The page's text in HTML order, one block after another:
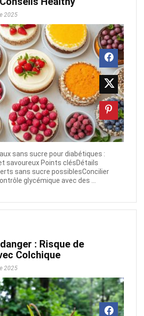
2025
sans sucre pour diabétiques :
savoureux Points clésDétails
sans sucre possiblesConcilier
glycémique avec des ...
: Risque de
Colchique
2025